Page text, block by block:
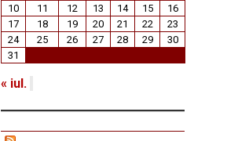
10
11 12 13 14 15
16
17
18 19 20 21 22
23
24
25 26 27 28 29
30
31
« iul.